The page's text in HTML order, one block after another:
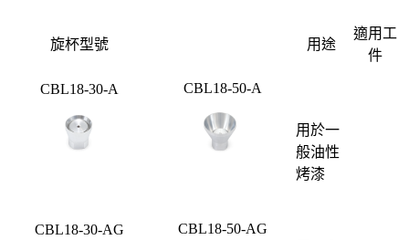
旋杯型號 用途
適用工
件
CBL18-30-A CBL18-50-A
用於一
般油性
烤漆
CBL18-30-AG
CBL18-50-AG